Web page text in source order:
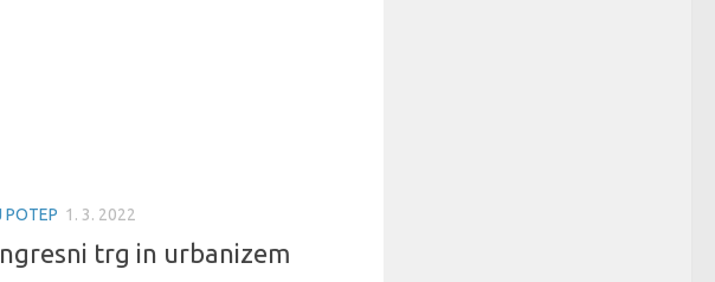
POTEP 1. 3. 2022
trg in urbanizem